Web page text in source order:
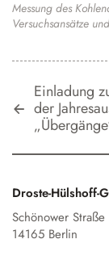
Messung des
Versuchsansätze
Einladung
der
Droste-Hülshoff-
Schönower Straße
14165 Berlin